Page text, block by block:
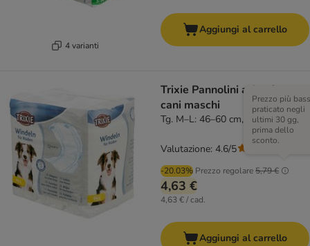
4 varianti
Aggiungi al carrello
Trixie Pannolini a fascia per
cani maschi
Tg. M–L: 46–60 cm, 12 pz
-20.03% Prezzo regolare5,79 €
Prezzo più
praticato negli
ultimi 30 gg,
prima dello
sconto.
4,63 €
4,63 € / cad.
Valutazione: 4.6/5
Aggiungi al carrello